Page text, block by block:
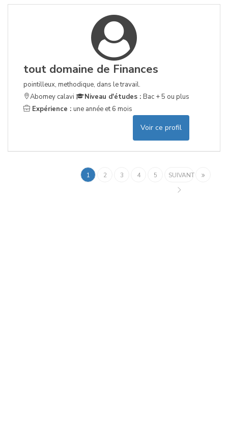
tout domaine de Finances
pointilleux, methodique, dans le travail.
Abomey calavi
Niveau d'études : Bac + 5 ou plus
Expérience : une année et 6 mois
Voir ce profil
1 2 3 4 5 SUIVANT